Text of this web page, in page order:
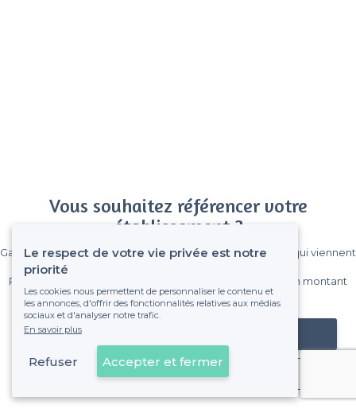
Vous souhaitez référencer votre
établissement ?
Gagnez de nombreux clients parmi le million de visiteurs qui viennent
Pas de commissions et sans engagement, vous payez un montant
fixe sans risque de voir déraper la facture.
Référencer mon établissement
Déjà client
Le respect de votre vie privée est notre
priorité
Les cookies nous permettent de personnaliser le contenu et
les annonces, d'offrir des fonctionnalités relatives aux médias
sociaux et d'analyser notre trafic.
En savoir plus
Refuser Accepter et fermer